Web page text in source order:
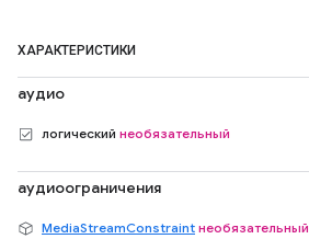
ХАРАКТЕРИСТИКИ
аудио
логический необязательный
аудиоограничения
MediaStreamConstraint необязательный